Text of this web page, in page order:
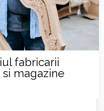
fabricarii
magazine